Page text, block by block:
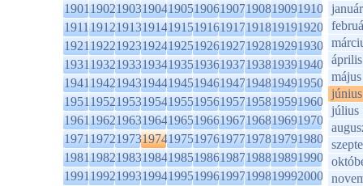
1901190219031904190519061907190819091910
1911191219131914191519161917191819191920
1921192219231924192519261927192819291930
1931193219331934193519361937193819391940
1941194219431944194519461947194819491950
1951195219531954195519561957195819591960
1961196219631964196519661967196819691970
1971197219731974197519761977197819791980
1981198219831984198519861987198819891990
1991199219931994199519961997199819992000
január
április
május
június
július